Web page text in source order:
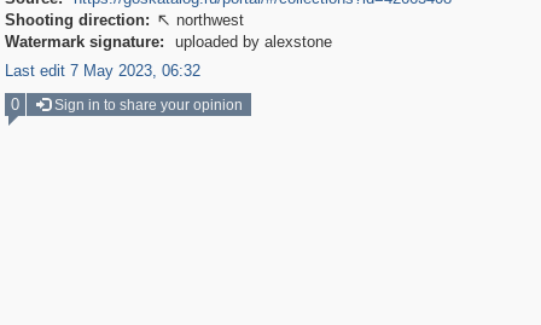
Shooting direction:  northwest
Watermark signature:
uploaded by alexstone
Last edit 7 May 2023, 06:32
0
Sign in to share your opinion